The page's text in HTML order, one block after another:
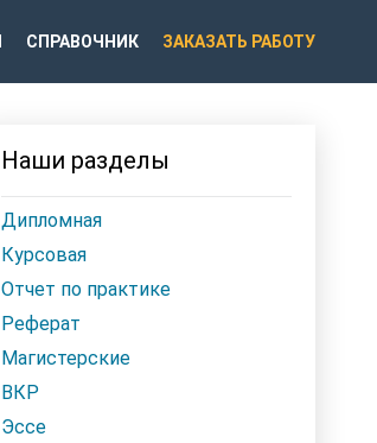
СПРАВОЧНИК ЗАКАЗАТЬ РАБОТУ
Наши разделы
Дипломная
Курсовая
Отчет по практике
Реферат
Магистерские
ВКР
Эссе